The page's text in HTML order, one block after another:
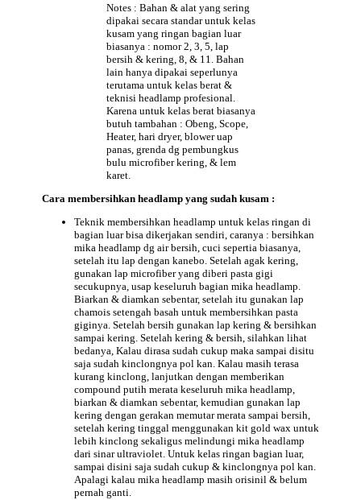
Notes : Bahan & alat yang sering
dipakai secara standar untuk kelas
kusam yang ringan bagian luar
biasanya : nomor 2, 3, 5, lap
bersih & kering, 8, & 11. Bahan
lain hanya dipakai seperlunya
terutama untuk kelas berat &
teknisi headlamp profesional.
Karena untuk kelas berat biasanya
butuh tambahan : Obeng, Scope,
Heater, hari dryer, blower uap
panas, grenda dg pembungkus
bulu microfiber kering, & lem
karet.
Cara membersihkan headlamp yang sudah kusam :
Teknik membersihkan headlamp untuk kelas ringan di
bagian luar bisa dikerjakan sendiri, caranya : bersihkan
mika headlamp dg air bersih, cuci sepertia biasanya,
setelah itu lap dengan kanebo. Setelah agak kering,
gunakan lap microfiber yang diberi pasta gigi
secukupnya, usap keseluruh bagian mika headlamp.
Biarkan & diamkan sebentar, setelah itu gunakan lap
chamois setengah basah untuk membersihkan pasta
giginya. Setelah bersih gunakan lap kering & bersihkan
sampai kering. Setelah kering & bersih, silahkan lihat
bedanya, Kalau dirasa sudah cukup maka sampai disitu
saja sudah kinclongnya pol kan. Kalau masih terasa
kurang kinclong, lanjutkan dengan memberikan
compound putih merata keseluruh mika headlamp,
biarkan & diamkan sebentar, kemudian gunakan lap
kering dengan gerakan memutar merata sampai bersih,
setelah kering tinggal menggunakan kit gold wax untuk
lebih kinclong sekaligus melindungi mika headlamp
dari sinar ultraviolet. Untuk kelas ringan bagian luar,
sampai disini saja sudah cukup & kinclongnya pol kan.
Apalagi kalau mika headlamp masih orisinil & belum
pernah ganti.